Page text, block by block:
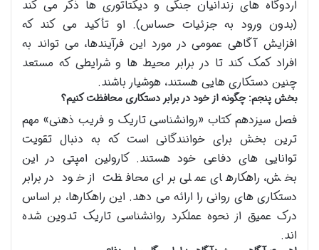
اردوگاه های زندانیان جنگی و دیکتاتوری ها ذکر می کند
(بدون ورود به جزئیات حساس). او تأکید می کند که
افزایش آگاهی عمومی در مورد این فرآیندها، می تواند به
افراد کمک کند تا در برابر محیط ها و شرایطی که مستعد
چنین دستکاری هایی هستند، هوشیار باشند.
بخش پنجم: چگونه از خود در برابر دستکاری محافظت کنیم؟
فصل سیزدهم کتاب «روانشناسی تاریک و فریب ذهنی» مهم
ترین بخش برای خوانندگانی است که به دنبال تقویت
توانایی های دفاعی خود هستند. کارولین امپتی در این
بخش، راهکارهای عملی برای محافظت از خود در برابر
دستکاری های روانی را ارائه می دهد. این راهکارها، بر اساس
درک عمیق از نحوه عملکرد روانشناسی تاریک تدوین شده
اند.